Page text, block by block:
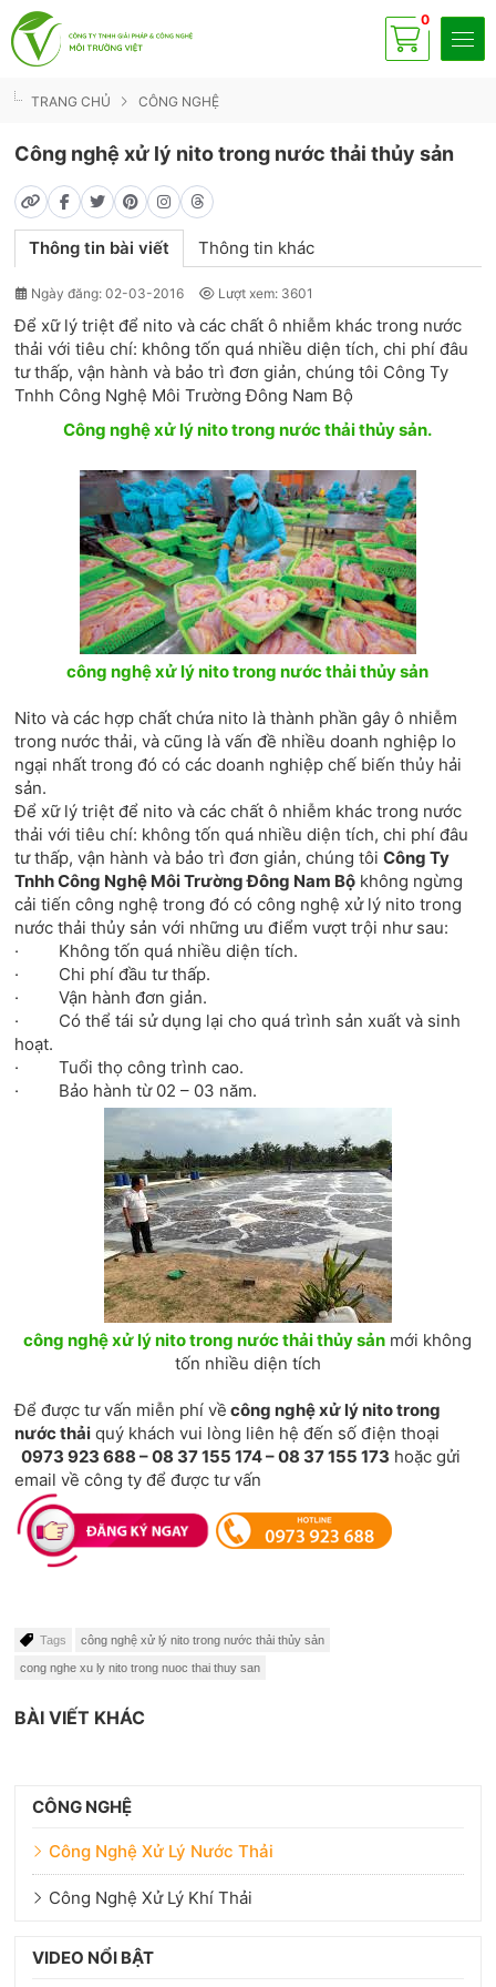
Có 0
sp
TRANG CHỦ CÔNG NGHỆ
Công nghệ xử lý nito trong nước thải thủy sản
Thông tin bài viết Thông tin khác
Ngày đăng: 02-03-2016 Lượt xem: 3601
Để xữ lý triệt để nito và các chất ô nhiễm khác trong nước
thải với tiêu chí: không tốn quá nhiều diện tích, chi phí đâu
tư thấp, vận hành và bảo trì đơn giản, chúng tôi Công Ty
Tnhh Công Nghệ Môi Trường Đông Nam Bộ
Công nghệ xử lý nito trong nước thải thủy sản.
công nghệ xử lý nito trong nước thải thủy sản
Nito và các hợp chất chứa nito là thành phần gây ô nhiễm
trong nước thải, và cũng là vấn đề nhiều doanh nghiệp lo
ngại nhất trong đó có các doanh nghiệp chế biến thủy hải
sản.
Để xữ lý triệt để nito và các chất ô nhiễm khác trong nước
thải với tiêu chí: không tốn quá nhiều diện tích, chi phí đâu
tư thấp, vận hành và bảo trì đơn giản, chúng tôiCông Ty
Tnhh Công Nghệ Môi Trường Đông Nam Bộ không ngừng
cải tiến công nghệ trong đó có công nghệ xử lý nito trong
nước thải thủy sản với những ưu điểm vượt trội như sau:
· Không tốn quá nhiều diện tích.
· Chi phí đầu tư thấp.
· Vận hành đơn giản.
· Có thể tái sử dụng lại cho quá trình sản xuất và sinh
hoạt.
· Tuổi thọ công trình cao.
· Bảo hành từ 02 – 03 năm.
công nghệ xử lý nito trong nước thải thủy sản mới không
tốn nhiều diện tích
Để được tư vấn miễn phí về công nghệ xử lý nito trong
nước thải quý khách vui lòng liên hệ đến số điện thoại
0973 923 688 – 08 37 155 174 – 08 37 155 173 hoặc gửi
email về công ty để được tư vấn
Tags công nghệ xử lý nito trong nước thải thủy sản
cong nghe xu ly nito trong nuoc thai thuy san
BÀI VIẾT KHÁC
CÔNG NGHỆ
Công Nghệ Xử Lý Nước Thải
Công Nghệ Xử Lý Khí Thải
VIDEO NỔI BẬT